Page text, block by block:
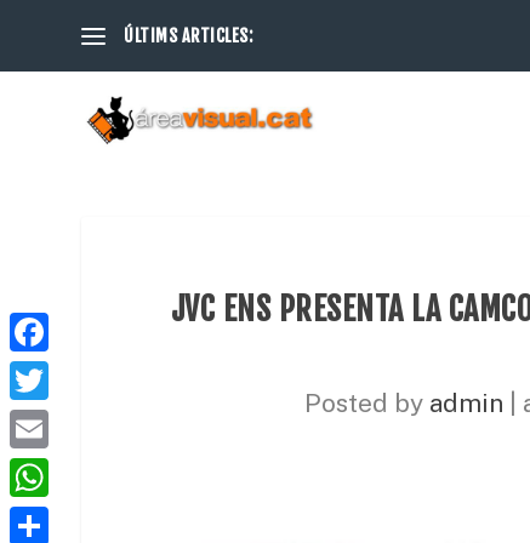
ÚLTIMS ARTICLES:
JVC ENS PRESENTA LA
Posted by admin
F
a
c
e
b
T
w
i
t
E
m
W